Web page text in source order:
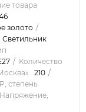
товара
золото
Светильник
Количество
210
степень
Напряжение,